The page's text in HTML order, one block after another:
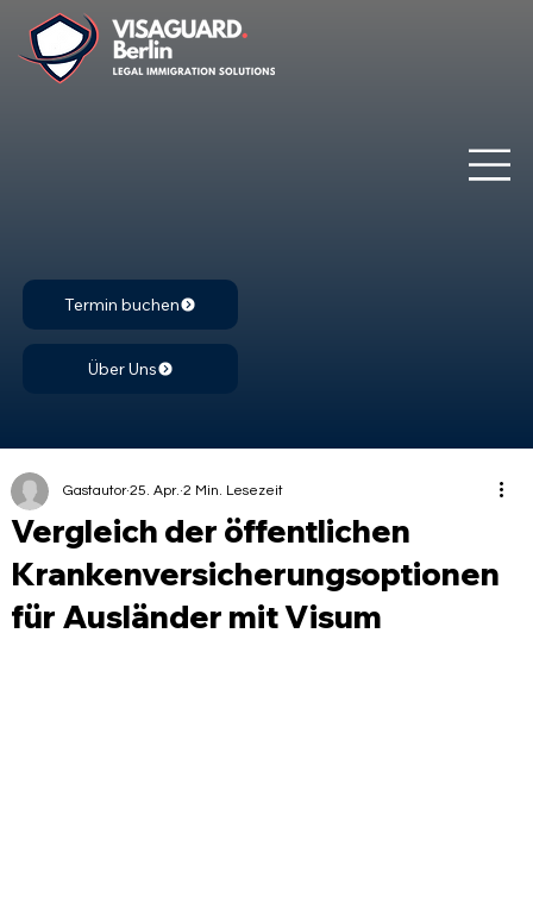
Termin buchen
Über Uns
Vergleich der öffentlichen
Krankenversicherungsoptionen
für Ausländer mit Visum
Gastautor 25. Apr. 2 Min. Lesezeit